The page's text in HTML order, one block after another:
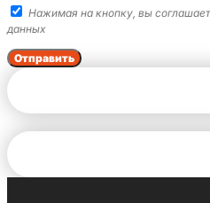
Нажимая на кнопку, вы
данных
Отправить